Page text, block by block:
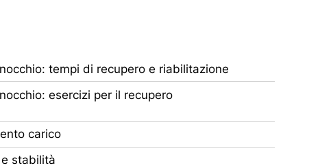
tempi di recupero e riabilitazione
esercizi per il recupero
carico
stabilità